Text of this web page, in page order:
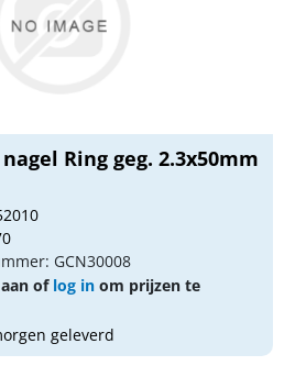
Ring geg. 2.3x50mm
GCN30008
aan of log in om prijzen te
geleverd